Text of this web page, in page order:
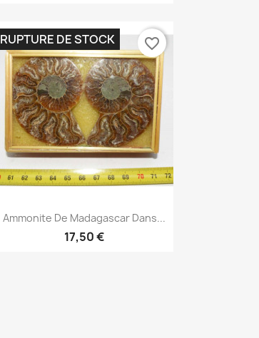
 Aperçu rapide
Ammonite De Madagascar Dans...
17,50 €
RUPTURE DE STOCK favorite_border